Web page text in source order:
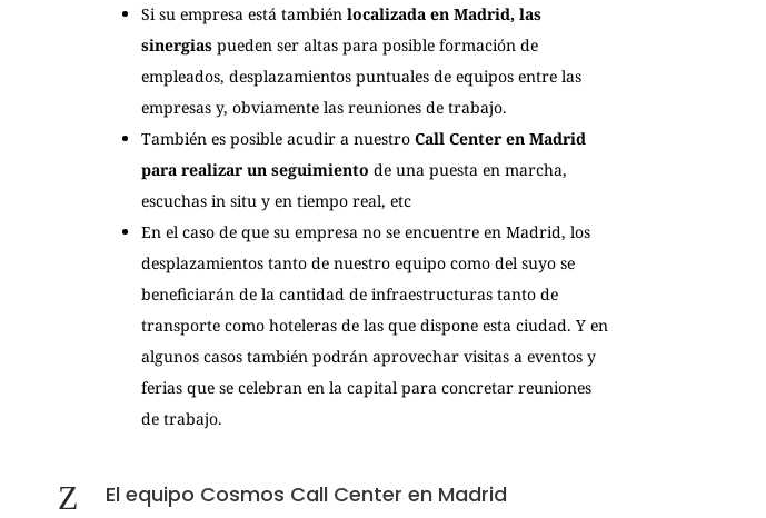
Si su empresa está también localizada en Madrid, las
sinergias pueden ser altas para posible formación de
empleados, desplazamientos puntuales de equipos entre las
empresas y, obviamente las reuniones de trabajo.
También es posible acudir a nuestro Call Center en Madrid
para realizar un seguimiento de una puesta en marcha,
escuchas in situ y en tiempo real, etc
En el caso de que su empresa no se encuentre en Madrid, los
desplazamientos tanto de nuestro equipo como del suyo se
beneficiarán de la cantidad de infraestructuras tanto de
transporte como hoteleras de las que dispone esta ciudad. Y en
algunos casos también podrán aprovechar visitas a eventos y
ferias que se celebran en la capital para concretar reuniones
de trabajo.
El equipo Cosmos Call Center en Madrid